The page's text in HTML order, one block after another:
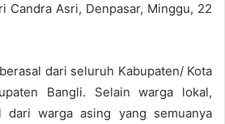
Candra Asri, Denpasar, Minggu, 22
dari seluruh Kabupaten/ Kota
Bangli. Selain warga lokal,
dari warga asing yang semuanya